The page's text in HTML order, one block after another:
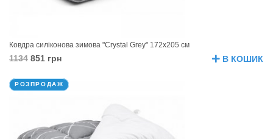
Ковдра силіконова зимова "Crystal Grey" 172х205 см
1134 851 грн В КОШИК
РОЗПРОДАЖ